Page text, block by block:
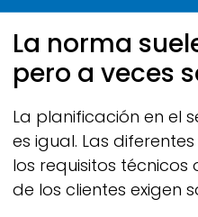
Breadcrumb
La norma
pero a veces
La planificación en el
es igual. Las
los requisitos técnicos
de los clientes exigen